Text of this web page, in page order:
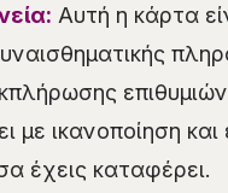
Αυτή η κάρτα
με ικανοποίηση
έχεις καταφέρει.